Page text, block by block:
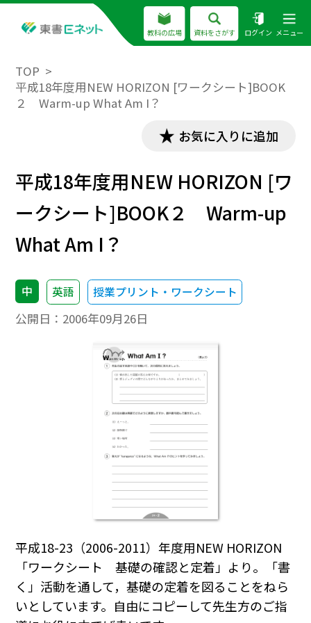
教科の広場 資料をさがす ログイン メニュー
TOP
平成18年度用NEW HORIZON [ワークシート]BOOK
２ Warm-up What Am I？
お気に入りに追加
平成18年度用NEW HORIZON [ワ
ークシート]BOOK２ Warm-up
What Am I？
中 英語 授業プリント・ワークシート
公開日： 2006年09月26日
平成18-23（2006-2011）年度用NEW HORIZON
「ワークシート 基礎の確認と定着」より。「書
く」活動を通して，基礎の定着を図ることをねら
いとしています。自由にコピーして先生方のご指